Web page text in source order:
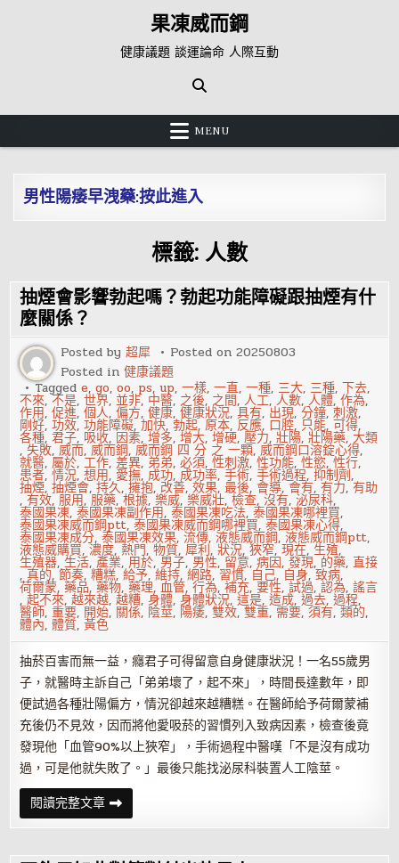
果凍威而鋼
健康議題 談運論命 人際互動
MENU
男性陽痿早洩藥:按此進入
標籤: 人數
抽煙會影響勃起嗎？勃起功能障礙跟抽煙有什
麼關係？
Posted by超犀 Posted on20250803
Posted in健康議題
Taggede,go,oo, ps,up,一樣,一直,一種, 三大, 三種,下去,
不來,不是,世界,並非, 中醫, 之後, 之間,人工,人數,人體,作為,
作用,促進,個人,偏方,健康,健康狀況,具有, 出現,分鐘,刺激,
剛好,功效,功能障礙,加快,勃起,原本, 反應, 口腔, 只能,可得,
各種,君子, 吸收, 因素,增多,增大,增硬,壓力,壯陽,壯陽藥,大類
,失敗,威而,威而鋼,威而鋼 四 分 之 一顆,威而鋼口溶錠心得,
就醫,屬於,工作,差異, 弟弟,必須,性刺激,性功能,性慾,性行,
患者,情況,想用, 愛撫, 成功, 成功率,手術,手術過程,抑制劑,
抽煙,抽煙會,持久,擁抱, 改善,效果,最後, 會導,會有,有力,有助
,有效,服用,服藥,根據,樂威,樂威壯,檢查,沒有,泌尿科,
泰國果凍,泰國果凍副作用,泰國果凍吃法,泰國果凍哪裡買,
泰國果凍威而鋼ptt,泰國果凍威而鋼哪裡買,泰國果凍心得,
泰國果凍成分,泰國果凍效果,流傳,液態威而鋼,液態威而鋼ptt,
液態威購買,濃度,熱門,物質,犀利,狀況,狹窄,現在,生殖,
生殖器,生活,產業, 用於, 男子, 男性, 留意,病因,發現, 的藥,直接
,真的,節奏,糟糕,給予,維持,網路, 習慣, 自己, 自身,致病,
荷爾蒙,藥品,藥物,藥理,血管,行為,補充,要性,試過,認為,謠言
,起不來,越來越,越糟,身體,身體狀況,這是,造成,過去,過程,
醫師,重要, 開始, 關係, 陰莖, 陽痿,雙效,雙重,需要,須有,類的,
體內,體質,黃色
抽菸百害而無一益，癮君子可得留意自身健康狀況！一名55歲男
子，就醫時主訴自己「弟弟壞了，起不來」，時間長達數年，即
便試過各種壯陽偏方，情況卻越來越糟糕。在醫師給予荷爾蒙補
充後仍不見效，因而將他愛吸菸的習慣列入致病因素，檢查後竟
發現他「血管90%以上狹窄」，手術過程中醫嘆「不是沒有成功
過，可是他就失敗了。」最後只能找泌尿科裝置人工陰莖。
閱讀完整文章抽
煙
會
響